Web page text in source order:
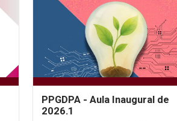
PPGDPA - Aula Inaugural de
2026.1